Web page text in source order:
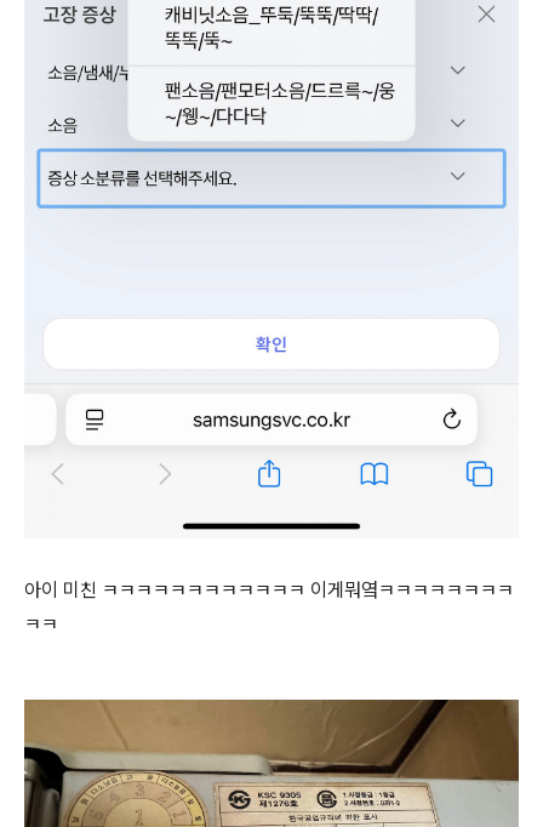
아이 미친 ㅋㅋㅋㅋㅋㅋㅋㅋㅋㅋㅋㅋ 이게뭐옄ㅋㅋㅋㅋㅋㅋㅋㅋ
ㅋㅋ